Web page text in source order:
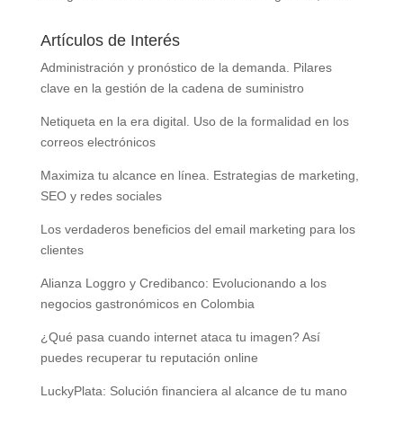
Artículos de Interés
Administración y pronóstico de la demanda. Pilares
clave en la gestión de la cadena de suministro
Netiqueta en la era digital. Uso de la formalidad en los
correos electrónicos
Maximiza tu alcance en línea. Estrategias de marketing,
SEO y redes sociales
Los verdaderos beneficios del email marketing para los
clientes
Alianza Loggro y Credibanco: Evolucionando a los
negocios gastronómicos en Colombia
¿Qué pasa cuando internet ataca tu imagen? Así
puedes recuperar tu reputación online
LuckyPlata: Solución financiera al alcance de tu mano